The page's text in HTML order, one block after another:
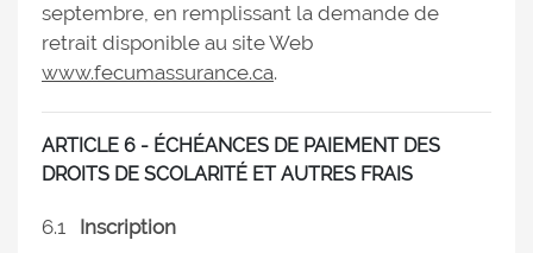
septembre, en remplissant la demande de
retrait disponible au site Web
www.fecumassurance.ca.
ARTICLE 6 - ÉCHÉANCES DE PAIEMENT DES
DROITS DE SCOLARITÉ ET AUTRES FRAIS
6.1 Inscription